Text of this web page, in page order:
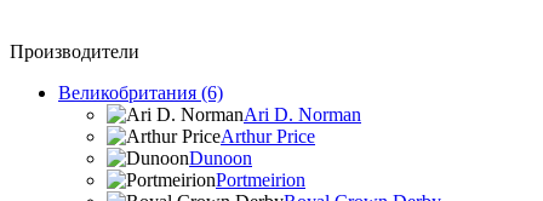
Производители
Великобритания (6)
Ari D. Norman
Arthur Price
Dunoon
Portmeirion